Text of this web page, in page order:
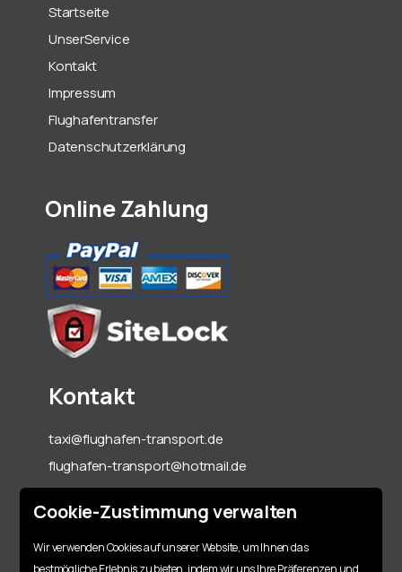
Cookie-Zustimmung verwalten
Wir verwenden Cookies auf unserer Website, um Ihnen das
bestmögliche Erlebnis zu bieten, indem wir uns Ihre Präferenzen und
Startseite
UnserService
Kontakt
Impressum
Flughafentransfer
Datenschutzerklärung
Online Zahlung
Kontakt
taxi@flughafen-transport.de
flughafen-transport@hotmail.de
06142-70 55 60
+49 151 15317128